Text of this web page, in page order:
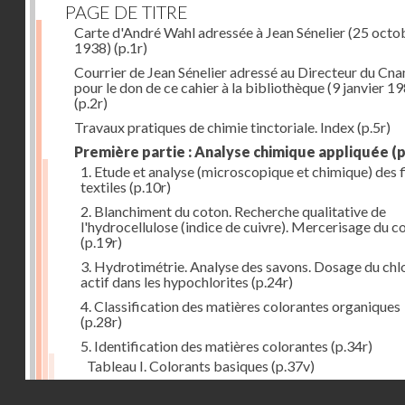
PAGE DE TITRE
Carte d'André Wahl adressée à Jean Sénelier (25
1938) (p.1r)
Courrier de Jean Sénelier adressé au Directeur du
pour le don de ce cahier à la bibliothèque (9 janvier
(p.2r)
Travaux pratiques de chimie tinctoriale. Index(p.5r)
Première partie : Analyse chimique appliquée
1. Etude et analyse (microscopique et chimique) des
textiles (p.10r)
2. Blanchiment du coton. Recherche qualitative de
l'hydrocellulose (indice de cuivre). Mercerisage du
(p.19r)
3. Hydrotimétrie. Analyse des savons. Dosage du
actif dans les hypochlorites (p.24r)
4. Classification des matières colorantes organiques
(p.28r)
5. Identification des matières colorantes (p.34r)
Tableau I. Colorants basiques (p.37v)